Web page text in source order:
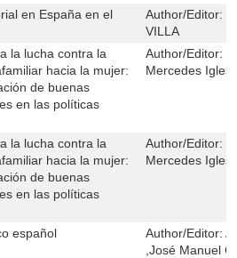
en España en el
Author/Editor:
VILLA
la lucha contra la
hacia la mujer:
de buenas
en las políticas
Author/Editor:
Mercedes
la lucha contra la
hacia la mujer:
de buenas
en las políticas
Author/Editor:
Mercedes
español Author/Editor:
,José Manuel